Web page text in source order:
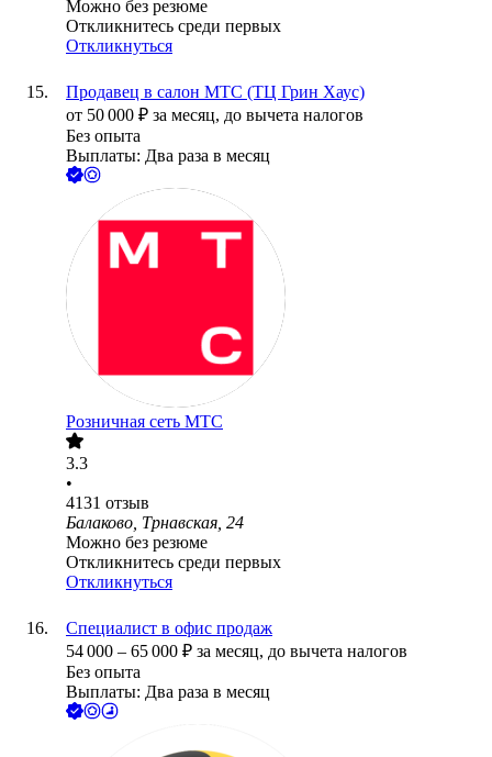
Можно без резюме
Откликнитесь среди первых
Откликнуться
Продавец в салон МТС (ТЦ Грин Хаус)
от 50 000 ₽ за месяц, до вычета налогов
Без опыта
Выплаты: Два раза в месяц
Розничная сеть МТС
3.3
•
4131 отзыв
Балаково, Трнавская, 24
Можно без резюме
Откликнитесь среди первых
Откликнуться
Специалист в офис продаж
54 000 – 65 000 ₽ за месяц, до вычета налогов
Без опыта
Выплаты: Два раза в месяц